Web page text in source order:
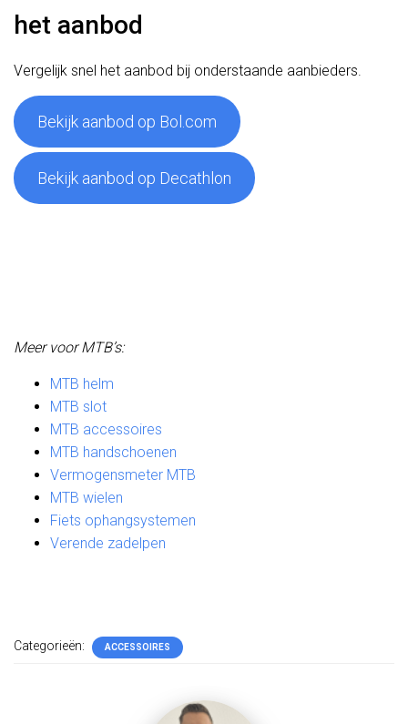
het aanbod
Vergelijk snel het aanbod bij onderstaande aanbieders.
Bekijk aanbod op Bol.com
Bekijk aanbod op Decathlon
Meer voor MTB’s:
MTB helm
MTB slot
MTB accessoires
MTB handschoenen
Vermogensmeter MTB
MTB wielen
Fiets ophangsystemen
Verende zadelpen
Categorieën: ACCESSOIRES